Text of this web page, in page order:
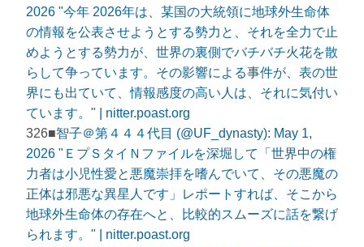
2026 "今年 2026年は、某国の大統領に地球外生命体
の情報を公表させようとする勢力と、それを全力で止
めようとする勢力が、世界の裏側でバチバチ火花を散
らして争っています。その影響による事件が、表の世
界にも出ていて、情報感度の高い人は、それに気付い
ています。" | nitter.poast.org
326■智子＠第４４４代目 (@UF_dynasty): May 1,
2026 "ＥプＳタイＮファイルを深堀して「世界中の権
力者は小児性愛と悪魔崇拝を嗜んでいて、その悪魔の
正体は邪悪な異星人です」レポートすれば、そこから
地球外生命体の存在へと、比較的スムーズに話を繋げ
られます。" | nitter.poast.org